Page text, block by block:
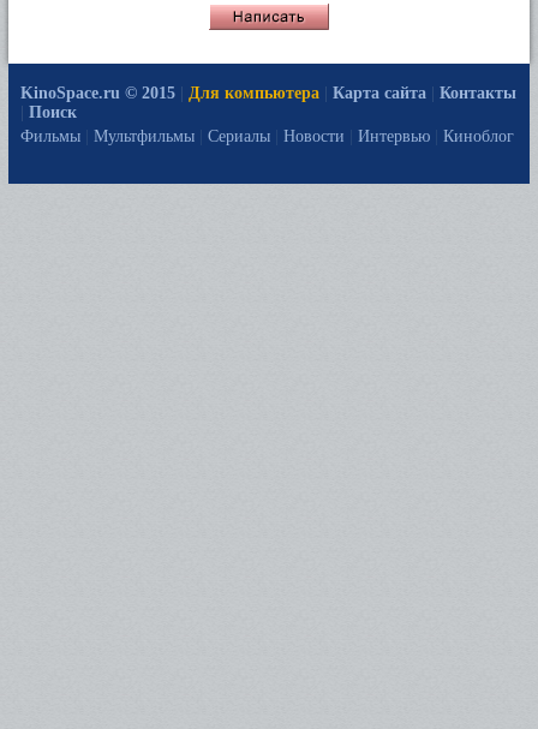
KinoSpace.ru © 2015 Для компьютера Карта сайта
Контакты
Поиск
Фильмы
Мультфильмы Сериалы Новости Интервью Киноблог